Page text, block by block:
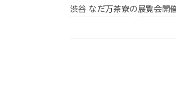
渋谷 なだ万茶寮の展覧会開